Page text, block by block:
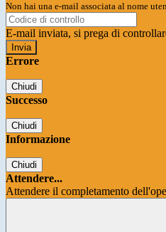
Non hai una e-mail associata al nome
E-mail inviata, si prega di
Errore
Chiudi
Successo
Chiudi
Informazione
Chiudi
Attendere...
Attendere il completamento